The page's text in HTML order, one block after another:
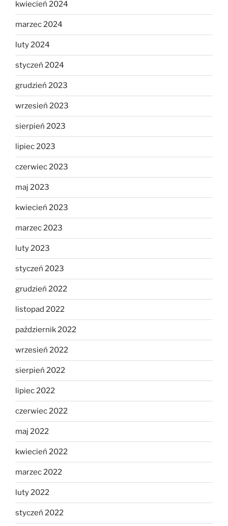
kwiecień 2024
marzec 2024
luty 2024
styczeń 2024
grudzień 2023
wrzesień 2023
sierpień 2023
lipiec 2023
czerwiec 2023
maj 2023
kwiecień 2023
marzec 2023
luty 2023
styczeń 2023
grudzień 2022
listopad 2022
październik 2022
wrzesień 2022
sierpień 2022
lipiec 2022
czerwiec 2022
maj 2022
kwiecień 2022
marzec 2022
luty 2022
styczeń 2022